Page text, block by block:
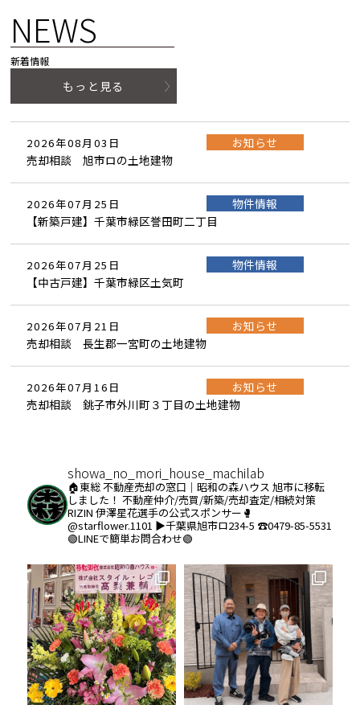
NEWS
新着情報
もっと見る
2026年08月03日
お知らせ
売却相談 旭市ロの土地建物
2026年07月25日
物件情報
【新築戸建】千葉市緑区誉田町二丁目
2026年07月25日
物件情報
【中古戸建】千葉市緑区土気町
2026年07月21日
お知らせ
売却相談 長生郡一宮町の土地建物
2026年07月16日
お知らせ
売却相談 銚子市外川町３丁目の土地建物
showa_no_mori_house_machilab
🏠東総 不動産売却の窓口｜昭和の森ハウス 旭市に移転
しました！ 不動産仲介/売買/新築/売却査定/相続対策
RIZIN 伊澤星花選手の公式スポンサー🥊
@starflower.1101 ▶︎千葉県旭市ロ234-5 ☎️0479-85-5531
🟢LINEで簡単お問合わせ🟢